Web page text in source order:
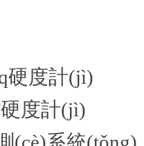
硬度計(jì)
度計(jì)